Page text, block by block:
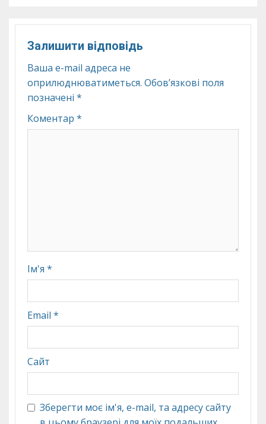
Залишити відповідь
Ваша e-mail адреса не
оприлюднюватиметься. Обов’язкові поля
позначені *
Коментар *
Ім'я *
Email *
Сайт
Зберегти моє ім'я, e-mail, та адресу сайту